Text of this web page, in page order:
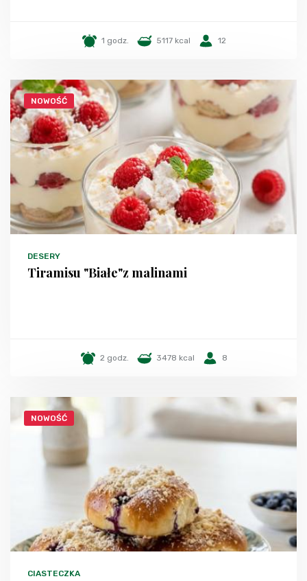
1 godz. 5117 kcal 12
NOWOŚĆ
DESERY
Tiramisu "Białe"z malinami
2 godz. 3478 kcal 8
NOWOŚĆ
CIASTECZKA